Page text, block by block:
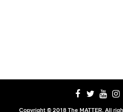
Copyright © 2018 The MATTER. All